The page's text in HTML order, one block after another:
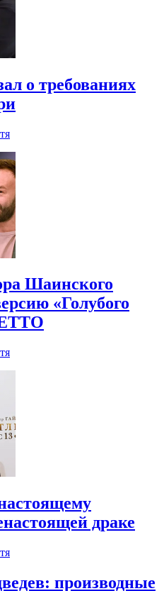
о требованиях
Шаинского
«Голубого
драке
производные